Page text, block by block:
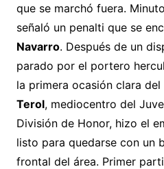
que se marchó fuera.
señaló un penalti que se
Navarro. Después de un
parado por el portero
la primera ocasión clara del
Terol, mediocentro del
División de Honor, hizo el
listo para quedarse con un
frontal del área. Primer